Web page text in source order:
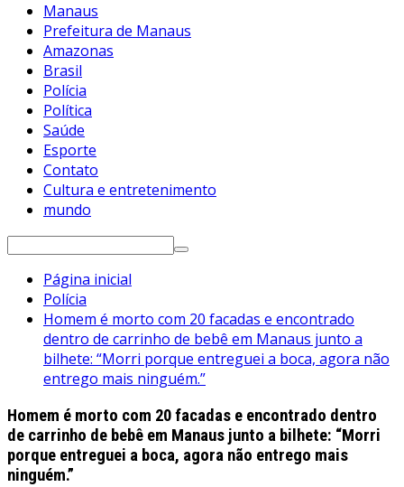
Manaus
Prefeitura de Manaus
Amazonas
Brasil
Polícia
Política
Saúde
Esporte
Contato
Cultura e entretenimento
mundo
Pesquisar
Página inicial
Polícia
Homem é morto com 20 facadas e encontrado
dentro de carrinho de bebê em Manaus junto a
bilhete: “Morri porque entreguei a boca, agora não
entrego mais ninguém.”
Homem é morto com 20 facadas e encontrado dentro
de carrinho de bebê em Manaus junto a bilhete: “Morri
porque entreguei a boca, agora não entrego mais
ninguém.”